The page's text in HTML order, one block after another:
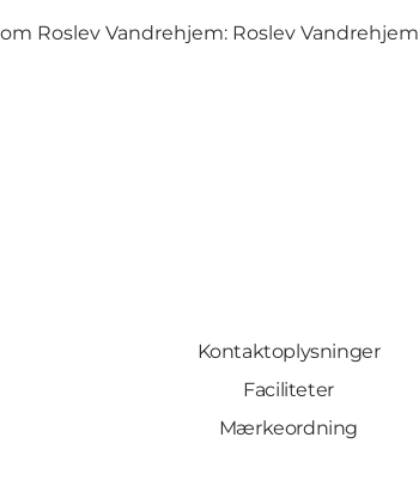
Roslev Vandrehjem: Roslev Vandrehjem
Kontaktoplysninger
Faciliteter
Mærkeordning